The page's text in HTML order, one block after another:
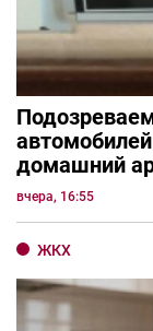
домашний
вчера, 16:55
ЖКХ